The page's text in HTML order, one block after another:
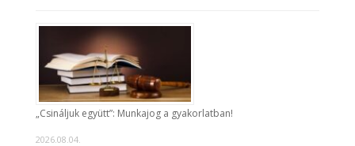
„Csináljuk együtt”: Munkajog a gyakorlatban!
2026.08.04.